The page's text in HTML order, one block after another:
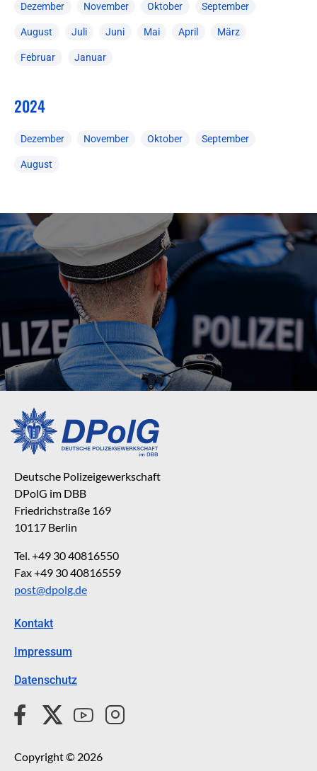
Dezember November Oktober September
August Juli Juni Mai April März
Februar Januar
2024
Dezember November Oktober September
August
Deutsche Polizeigewerkschaft
DPolG im DBB
Friedrichstraße 169
10117 Berlin
Tel. +49 30 40816550
Fax +49 30 40816559
post@dpolg.de
Kontakt
Impressum
Datenschutz
Copyright © 2026